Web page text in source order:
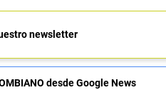
newsletter
desde Google News